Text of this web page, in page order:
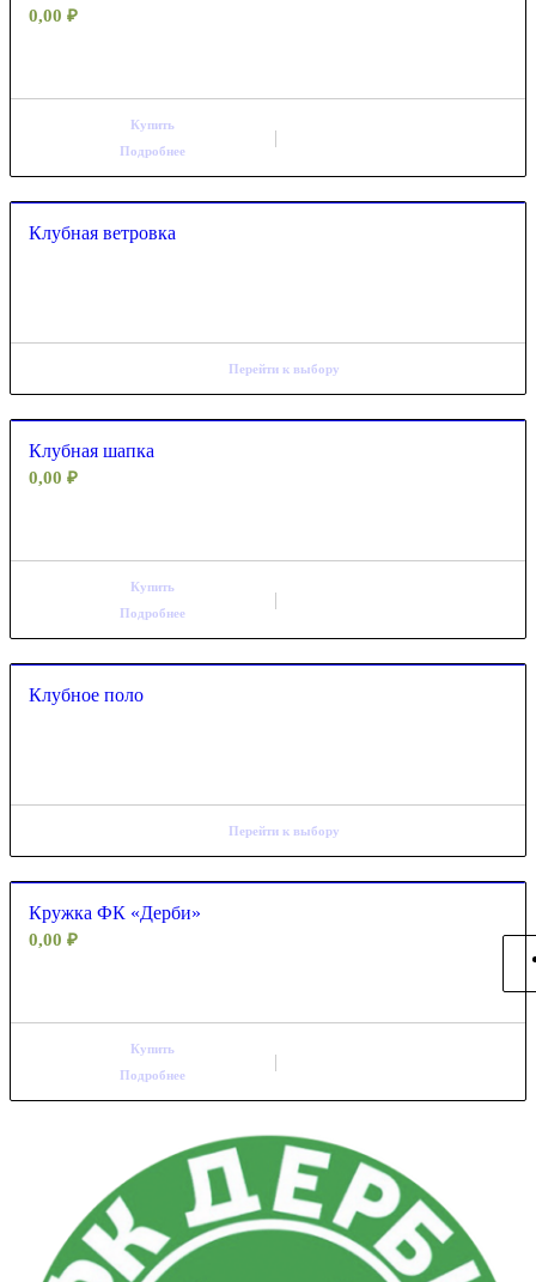
0,00 ₽
Купить
Подробнее
Клубная ветровка
Перейти к выбору
Клубная шапка
0,00 ₽
Купить
Подробнее
Клубное поло
Перейти к выбору
Кружка ФК «Дерби»
0,00 ₽
Купить
Подробнее